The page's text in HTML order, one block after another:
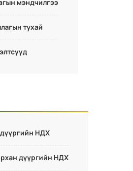
мэндчилгээ
тухай
НДХ
дүүргийн НДХ